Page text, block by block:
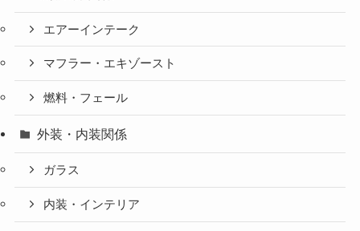
エアーインテーク
マフラー・エキゾースト
燃料・フェール
外装・内装関係
ガラス
内装・インテリア